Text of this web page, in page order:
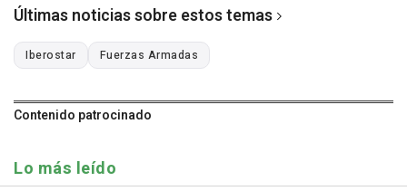
Últimas noticias sobre estos temas
Iberostar Fuerzas Armadas
Contenido patrocinado
Lo más leído